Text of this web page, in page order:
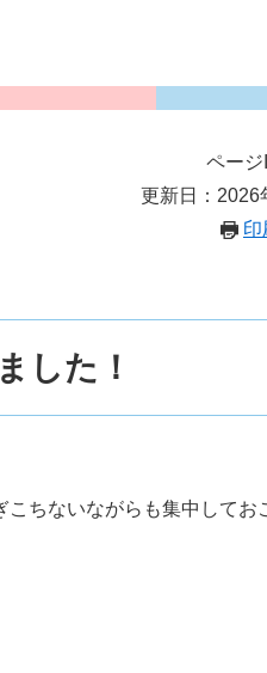
ペー
更新日：2026
印
した！
ちないながらも集中してお